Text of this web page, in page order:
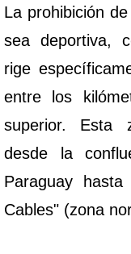
La prohibición
sea deportiva,
rige
entre los
superior. Esta
desde la
Paraguay
Cables" (zona